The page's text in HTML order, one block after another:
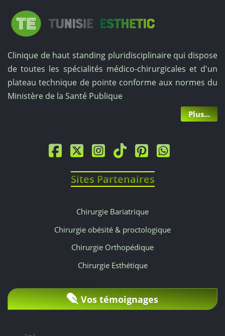
entre
250
€
et
400
de
300
Clinique de haut standing pluridisciplinaire qui dispose
de toutes les spécialités médico-chirurgicales et d'un
plateau technique de pointe conforme aux normes du
Ministère de la Santé Publique
Plus...
Sites Partenaires
Chirurgie Bariatrique
Chirurgie obésité & proctologique
Chirurgie Orthopédique
Chirurgie Esthétique
Vos témoignages